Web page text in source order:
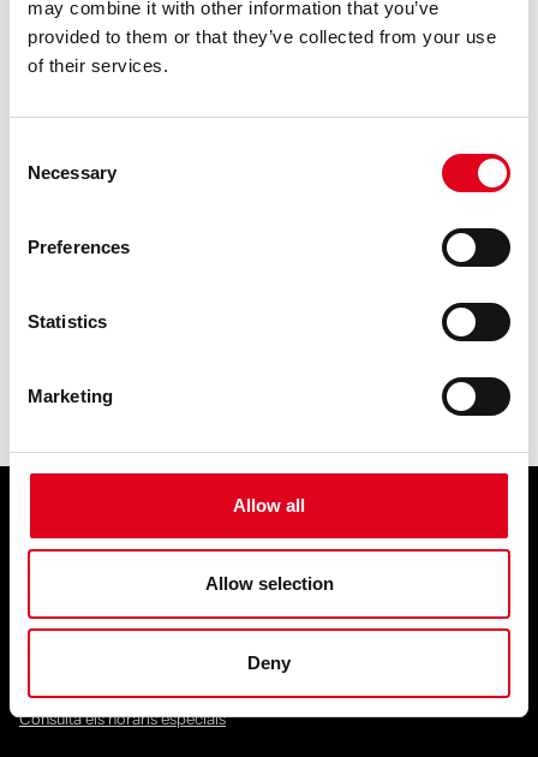
may combine it with other information that you’ve
provided to them or that they’ve collected from your use
of their services.
Selection
Necessary
Preferences
Statistics
Marketing
Allow all
Allow selection
Deny
HORARIS I CONTACTE
Dimarts, de 16 a 20 h
Tancat del 23 de juliol al 8 de setembre
Consulta els horaris especials